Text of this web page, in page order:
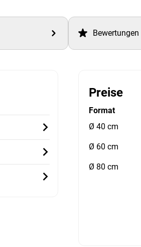
Bewertungen
Preise
Format
Ø 40 cm
Ø 60 cm
Ø 80 cm